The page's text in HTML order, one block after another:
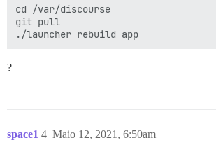
cd /var/discourse
git pull
?
space1 Maio 12, 2021, 6:50am
4